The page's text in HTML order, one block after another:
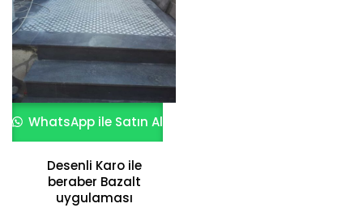
WhatsApp ile Satın Al
Desenli Karo ile
beraber Bazalt
uygulaması